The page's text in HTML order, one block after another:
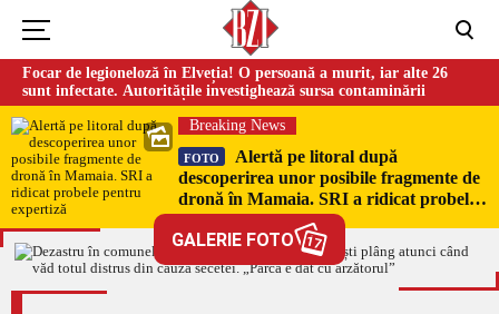
Focar de legioneloză în Elveția! O persoană a murit, iar alte 26
sunt infectate. Autoritățile investighează sursa contaminării
Breaking News
FOTO
Alertă pe litoral după
descoperirea unor posibile fragmente de
dronă în Mamaia. SRI a ridicat probele
pentru expertiză
GALERIE FOTO 17